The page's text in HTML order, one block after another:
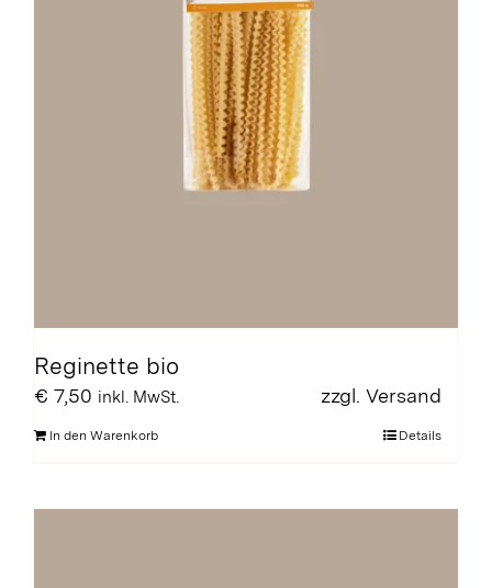
Reginette bio
€ 7,50 inkl. MwSt. zzgl. Versand
In den Warenkorb Details